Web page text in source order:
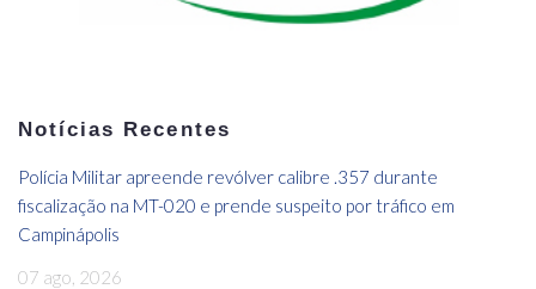
Notícias Recentes
Polícia Militar apreende revólver calibre .357 durante
fiscalização na MT-020 e prende suspeito por tráfico em
Campinápolis
07 ago, 2026